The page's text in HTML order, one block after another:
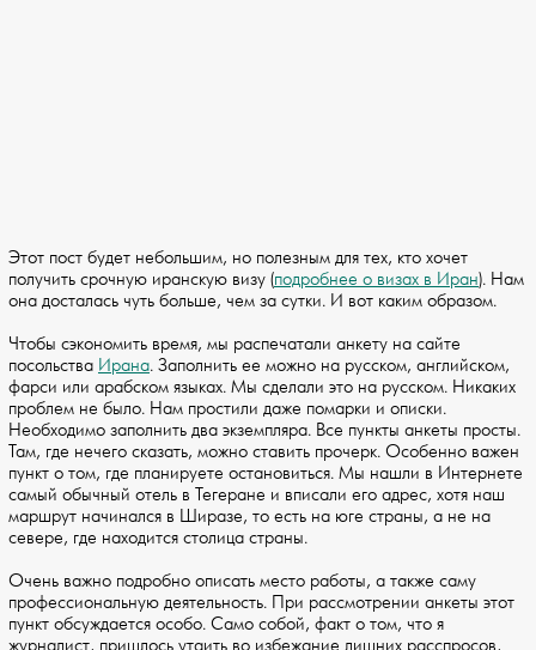
Этот пост будет небольшим, но полезным для тех, кто хочет
получить срочную иранскую визу (подробнее о визах в Иран). Нам
она досталась чуть больше, чем за сутки. И вот каким образом.
Чтобы сэкономить время, мы распечатали анкету на сайте
посольства Ирана. Заполнить ее можно на русском, английском,
фарси или арабском языках. Мы сделали это на русском. Никаких
проблем не было. Нам простили даже помарки и описки.
Необходимо заполнить два экземпляра. Все пункты анкеты просты.
Там, где нечего сказать, можно ставить прочерк. Особенно важен
пункт о том, где планируете остановиться. Мы нашли в Интернете
самый обычный отель в Тегеране и вписали его адрес, хотя наш
маршрут начинался в Ширазе, то есть на юге страны, а не на
севере, где находится столица страны.
Очень важно подробно описать место работы, а также саму
профессиональную деятельность. При рассмотрении анкеты этот
пункт обсуждается особо. Само собой, факт о том, что я
журналист, пришлось утаить во избежание лишних расспросов,